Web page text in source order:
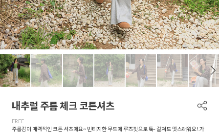
내추럴 주름 체크 코튼셔츠
FREE
주름감이 매력적인 코튼 셔츠에요~ 빈티지한 무드에 루즈핏으로 툭- 걸쳐도 멋스러워요! 가